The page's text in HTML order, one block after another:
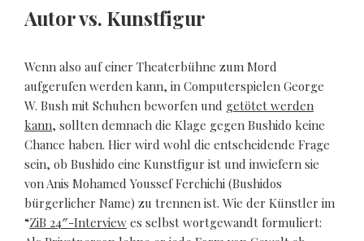
Autor vs. Kunstfigur
Wenn also auf einer Theaterbühne zum Mord
aufgerufen werden kann, in Computerspielen George
W. Bush mit Schuhen beworfen und getötet werden
kann, sollten demnach die Klage gegen Bushido keine
Chance haben. Hier wird wohl die entscheidende Frage
sein, ob Bushido eine Kunstfigur ist und inwiefern sie
von Anis Mohamed Youssef Ferchichi (Bushidos
bürgerlicher Name) zu trennen ist. Wie der Künstler im
“ZiB 24″-Interview es selbst wortgewandt formuliert: